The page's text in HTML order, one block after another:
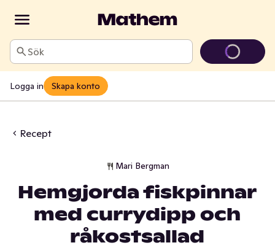
Sök
Logga in Skapa konto
Recept
Mari Bergman
Hemgjorda fiskpinnar
med currydipp och
råkostsallad